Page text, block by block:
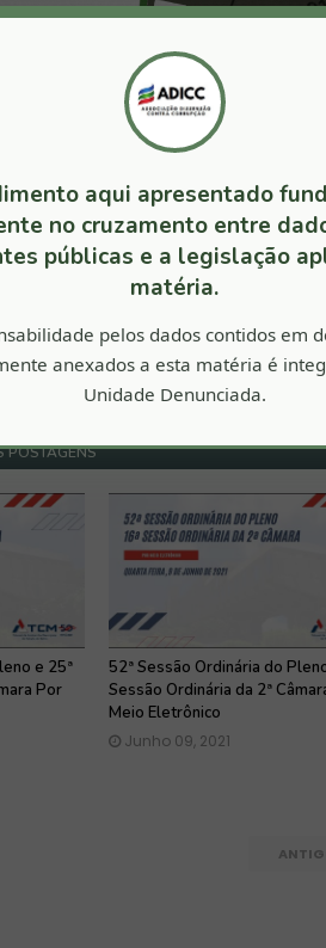
POSTAGENS
e 25ª
Por
52ª Sessão Ordinária do
Sessão Ordinária da 2ª
Meio Eletrônico
Junho 09, 2021
aqui apresentado
no cruzamento entre
públicas e a legislação
matéria.
pelos dados contidos em
anexados a esta matéria é
Unidade Denunciada.